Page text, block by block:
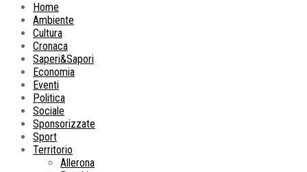
Home
Ambiente
Cultura
Cronaca
Saperi&Sapori
Economia
Eventi
Politica
Sociale
Sponsorizzate
Sport
Territorio
Allerona